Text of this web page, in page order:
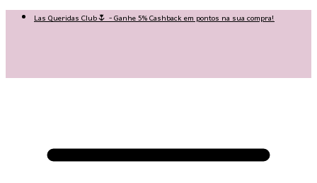
Las Queridas Club🌷 - Ganhe 5% Cashback em pontos na sua compra!